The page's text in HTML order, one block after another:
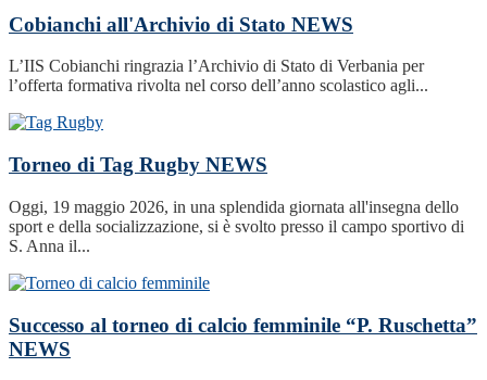
Cobianchi all'Archivio di Stato NEWS
L’IIS Cobianchi ringrazia l’Archivio di Stato di Verbania per
l’offerta formativa rivolta nel corso dell’anno scolastico agli...
Torneo di Tag Rugby NEWS
Oggi, 19 maggio 2026, in una splendida giornata all'insegna dello
sport e della socializzazione, si è svolto presso il campo sportivo di
S. Anna il...
Successo al torneo di calcio femminile “P. Ruschetta”
NEWS